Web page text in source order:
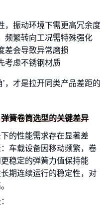
，振动环境下需更高冗余度
频繁转向工况需特殊强化
差会导致异常磨损
考虑不锈钢材质
，才是拉开同类产品差距的
簧卷筒选型的关键差异
的性能需求存在显著差
车载设备因移动频繁，卷
稳定的弹簧力值保持能
期连续运行的稳定性，对